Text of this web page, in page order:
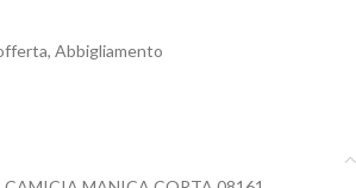
, Abbigliamento